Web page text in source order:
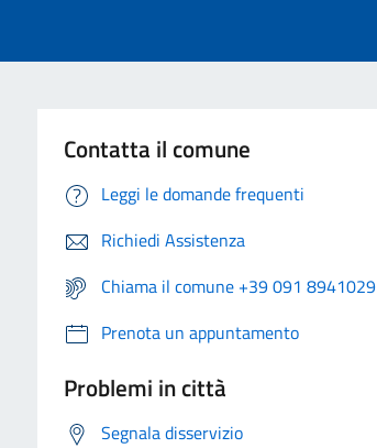
Contatta il comune
Leggi le domande frequenti
Richiedi Assistenza
Chiama il comune +39 091 8941029
Prenota un appuntamento
Problemi in città
Segnala disservizio